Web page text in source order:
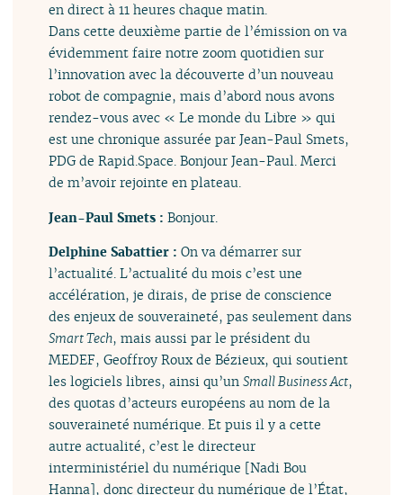
en direct à 11 heures chaque matin.
Dans cette deuxième partie de l’émission on va
évidemment faire notre zoom quotidien sur
l’innovation avec la découverte d’un nouveau
robot de compagnie, mais d’abord nous avons
rendez-vous avec « Le monde du Libre » qui
est une chronique assurée par Jean-Paul Smets,
PDG de Rapid.Space. Bonjour Jean-Paul. Merci
de m’avoir rejointe en plateau.
Jean-Paul Smets :Bonjour.
Delphine Sabattier :On va démarrer sur
l’actualité. L’actualité du mois c’est une
accélération, je dirais, de prise de conscience
des enjeux de souveraineté, pas seulement dans
Smart Tech, mais aussi par le président du
MEDEF, Geoffroy Roux de Bézieux, qui soutient
les logiciels libres, ainsi qu’unSmall Business Act,
des quotas d’acteurs européens au nom de la
souveraineté numérique. Et puis il y a cette
autre actualité, c’est le directeur
interministériel du numérique [Nadi Bou
Hanna], donc directeur du numérique de l’État,